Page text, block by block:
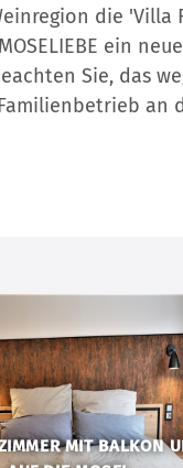
die 'Villa
ein
Sie, das
an
MIT BALKON